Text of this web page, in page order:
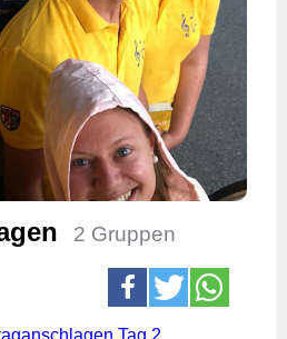
2 Gruppen
Tag 2